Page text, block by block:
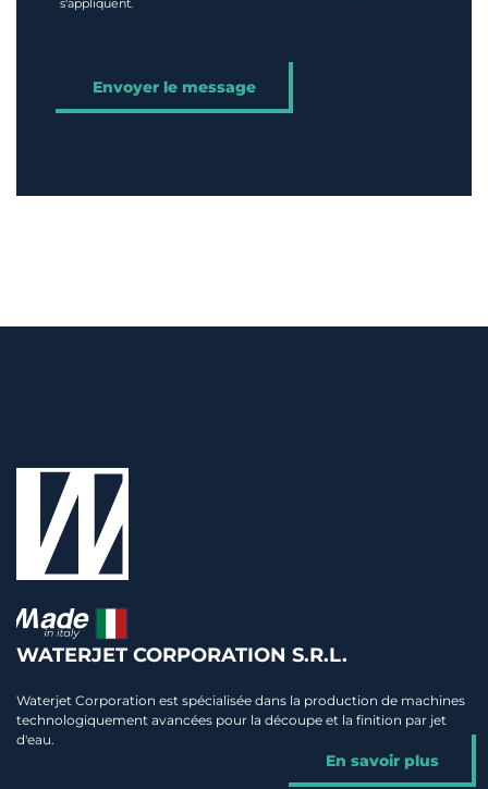
s'appliquent.
WATERJET CORPORATION S.R.L.
Waterjet Corporation est spécialisée dans la production de machines
technologiquement avancées pour la découpe et la finition par jet
d'eau.
En savoir plus